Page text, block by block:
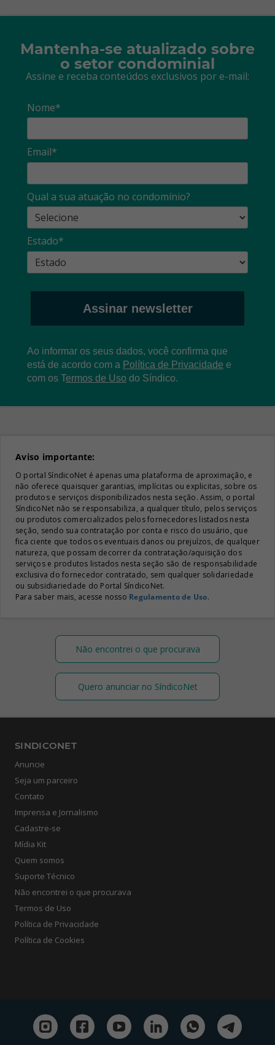
Mantenha-se atualizado sobre
o setor condominial
Assine e receba conteúdos exclusivos por e-mail:
Nome*
Email*
Qual a sua atuação no condomínio?
Estado*
Assinar newsletter
Ao informar os seus dados, você confirma que
está de acordo com a Política de Privacidade e
com os Termos de Uso do Síndico.
Aviso importante:
O portal SíndicoNet é apenas uma plataforma de aproximação, e
não oferece quaisquer garantias, implícitas ou explicitas, sobre os
produtos e serviços disponibilizados nesta seção. Assim, o portal
SíndicoNet não se responsabiliza, a qualquer título, pelos serviços
ou produtos comercializados pelos fornecedores listados nesta
seção, sendo sua contratação por conta e risco do usuário, que
fica ciente que todos os eventuais danos ou prejuízos, de qualquer
natureza, que possam decorrer da contratação/aquisição dos
serviços e produtos listados nesta seção são de responsabilidade
exclusiva do fornecedor contratado, sem qualquer solidariedade
ou subsidiariedade do Portal SíndicoNet.
Para saber mais, acesse nosso Regulamento de Uso.
Não encontrei o que procurava
Quero anunciar no SíndicoNet
SINDICONET
Anuncie
Seja um parceiro
Contato
Imprensa e Jornalismo
Cadastre-se
Mídia Kit
Quem somos
Suporte Técnico
Não encontrei o que procurava
Termos de Uso
Política de Privacidade
Política de Cookies